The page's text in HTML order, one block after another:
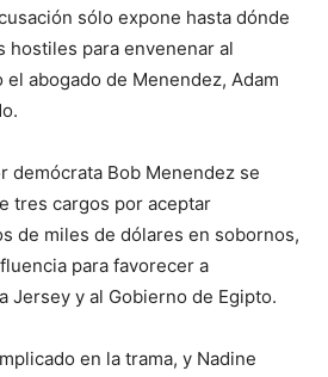
sólo expone hasta dónde
hostiles para envenenar al
el abogado de Menendez, Adam
demócrata Bob Menendez se
tres cargos por aceptar
de miles de dólares en sobornos,
para favorecer a
Jersey y al Gobierno de Egipto.
en la trama, y Nadine